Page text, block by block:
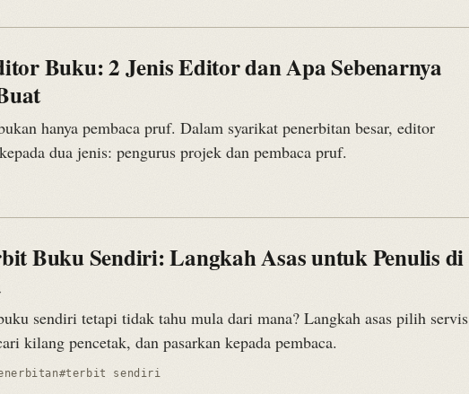
Buku: 2 Jenis Editor dan Apa Sebenarnya
hanya pembaca pruf. Dalam syarikat penerbitan besar, editor
dua jenis: pengurus projek dan pembaca pruf.
Buku Sendiri: Langkah Asas untuk Penulis di
sendiri tetapi tidak tahu mula dari mana? Langkah asas pilih servis
kilang pencetak, dan pasarkan kepada pembaca.
#terbit sendiri